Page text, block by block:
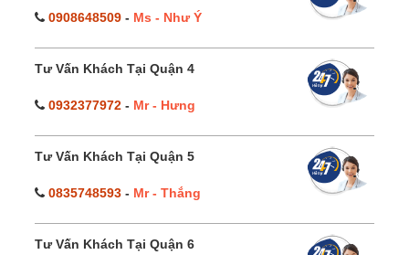
0908648509 - Ms - Như Ý
Tư Vấn Khách Tại Quận 4
0932377972 - Mr - Hưng
Tư Vấn Khách Tại Quận 5
0835748593 - Mr - Thắng
Tư Vấn Khách Tại Quận 6